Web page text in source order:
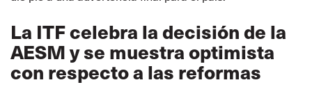
La ITF celebra la decisión de la
AESM y se muestra optimista
con respecto a las reformas